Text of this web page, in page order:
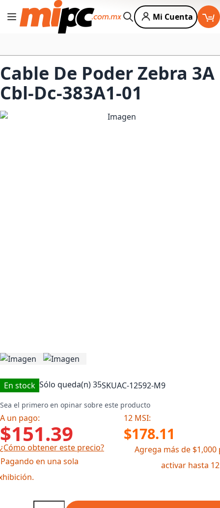
Cambiar Nav
Buscar
Mi Cuenta
Cable De Poder Zebra 3A
Cbl-Dc-383A1-01
En stock Sólo queda(n)35SKUAC-12592-M9
Sea el primero en opinar sobre este producto
A un pago: 12 MSI:
$151.39 $178.11
¿Cómo obtener este precio?
en una sola
Agrega más de $1,000
activar hasta